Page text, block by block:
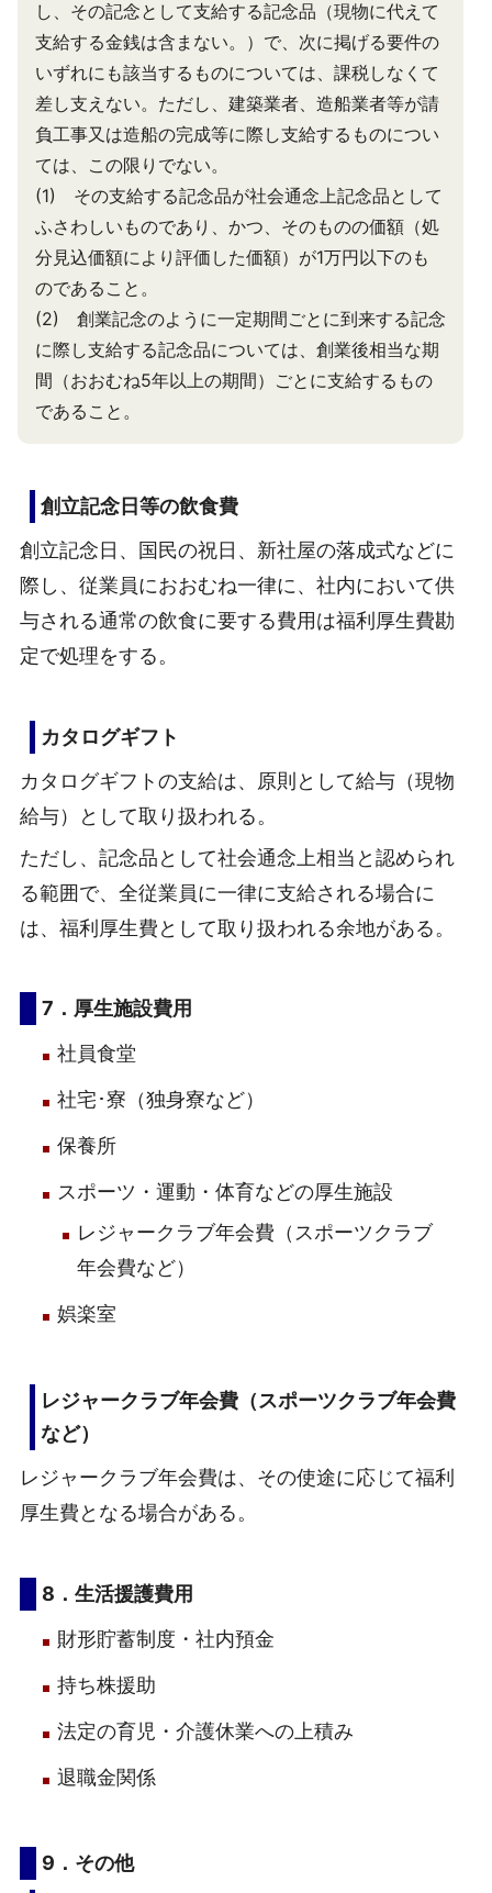
し、その記念として支給する記念品（現物に代えて
支給する金銭は含まない。）で、次に掲げる要件の
いずれにも該当するものについては、課税しなくて
差し支えない。ただし、建築業者、造船業者等が請
負工事又は造船の完成等に際し支給するものについ
ては、この限りでない。
(1) その支給する記念品が社会通念上記念品として
ふさわしいものであり、かつ、そのものの価額（処
分見込価額により評価した価額）が1万円以下のも
のであること。
(2) 創業記念のように一定期間ごとに到来する記念
に際し支給する記念品については、創業後相当な期
間（おおむね5年以上の期間）ごとに支給するもの
であること。
創立記念日等の飲食費
創立記念日、国民の祝日、新社屋の落成式などに
際し、従業員におおむね一律に、社内において供
与される通常の飲食に要する費用は福利厚生費勘
定で処理をする。
カタログギフト
カタログギフトの支給は、原則として給与（現物
給与）として取り扱われる。
ただし、記念品として社会通念上相当と認められ
る範囲で、全従業員に一律に支給される場合に
は、福利厚生費として取り扱われる余地がある。
7．厚生施設費用
社員食堂
社宅･寮（独身寮など）
保養所
スポーツ・運動・体育などの厚生施設
レジャークラブ年会費（スポーツクラブ
年会費など）
娯楽室
レジャークラブ年会費（スポーツクラブ年会費
など）
レジャークラブ年会費は、その使途に応じて福利
厚生費となる場合がある。
8．生活援護費用
財形貯蓄制度・社内預金
持ち株援助
法定の育児・介護休業への上積み
退職金関係
9．その他